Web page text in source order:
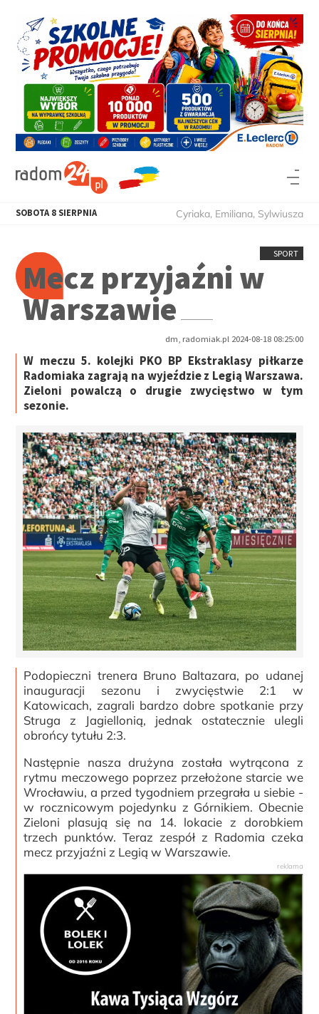
SOBOTA 8 SIERPNIA Cyriaka, Emiliana, Sylwiusza
SPORT
Mecz przyjaźni w
Warszawie
dm, radomiak.pl 2024-08-18 08:25:00
W meczu 5. kolejki PKO BP Ekstraklasy piłkarze
Radomiaka zagrają na wyjeździe z Legią Warszawa.
Zieloni powalczą o drugie zwycięstwo w tym
sezonie.
Podopieczni trenera Bruno Baltazara, po udanej
inauguracji sezonu i zwycięstwie 2:1 w
Katowicach, zagrali bardzo dobre spotkanie przy
Struga z Jagiellonią, jednak ostatecznie ulegli
obrońcy tytułu 2:3.
Następnie nasza drużyna została wytrącona z
rytmu meczowego poprzez przełożone starcie we
Wrocławiu, a przed tygodniem przegrała u siebie -
w rocznicowym pojedynku z Górnikiem. Obecnie
Zieloni plasują się na 14. lokacie z dorobkiem
trzech punktów. Teraz zespół z Radomia czeka
mecz przyjaźni z Legią w Warszawie.